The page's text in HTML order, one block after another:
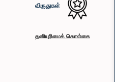
விருதுகள்
தனியுரிமைக் கொள்கை